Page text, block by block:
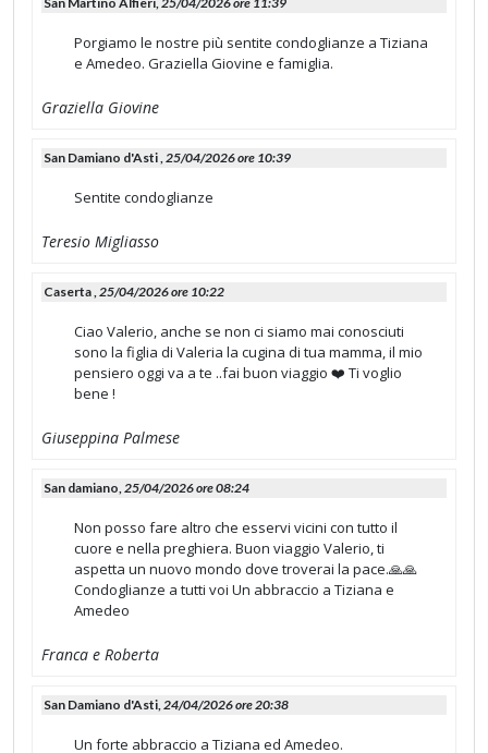
Porgiamo le nostre più sentite condoglianze a Tiziana
e Amedeo. Graziella Giovine e famiglia.
Graziella Giovine
San Damiano d'Asti ,25/04/2026 ore 10:39
Sentite condoglianze
Teresio Migliasso
Caserta ,25/04/2026 ore 10:22
Ciao Valerio, anche se non ci siamo mai conosciuti
sono la figlia di Valeria la cugina di tua mamma, il mio
pensiero oggi va a te ..fai buon viaggio ❤️ Ti voglio
bene !
Giuseppina Palmese
San damiano,25/04/2026 ore 08:24
Non posso fare altro che esservi vicini con tutto il
cuore e nella preghiera. Buon viaggio Valerio, ti
aspetta un nuovo mondo dove troverai la pace.🙏🙏
Condoglianze a tutti voi Un abbraccio a Tiziana e
Amedeo
Franca e Roberta
San Damiano d'Asti,24/04/2026 ore 20:38
Un forte abbraccio a Tiziana ed Amedeo.